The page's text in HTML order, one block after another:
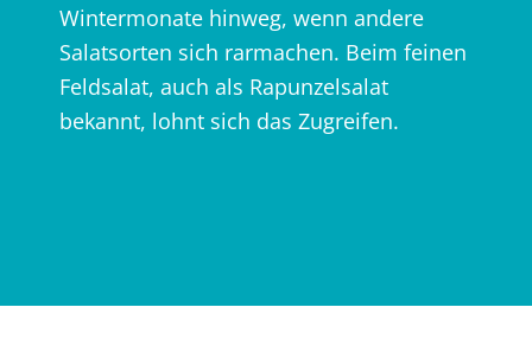
Wintermonate hinweg, wenn andere
Salatsorten sich rarmachen. Beim feinen
Feldsalat, auch als Rapunzelsalat
bekannt, lohnt sich das Zugreifen.